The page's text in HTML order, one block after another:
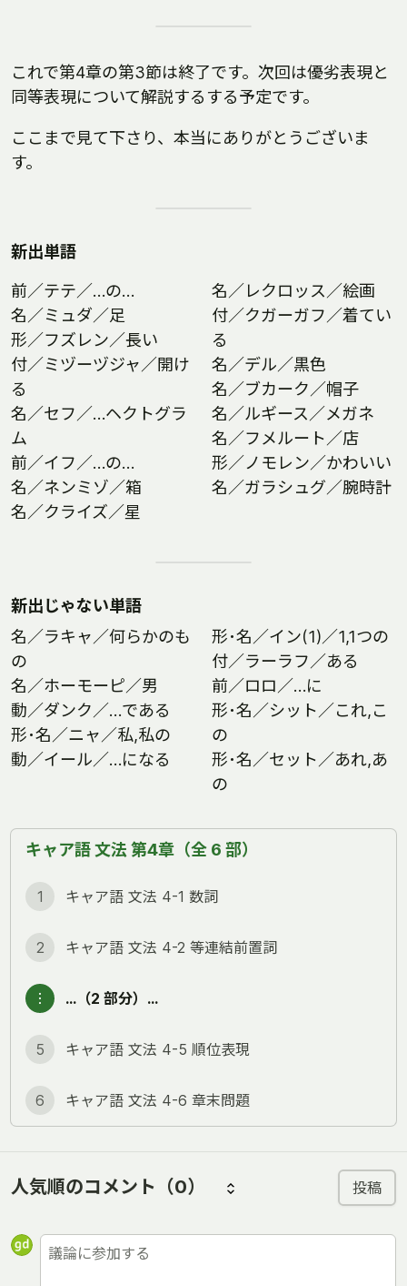
これで第4章の第3節は終了です。次回は優劣表現と
同等表現について解説するする予定です。
ここまで見て下さり、本当にありがとうございま
す。
新出単語
前／テテ／…の…
名／ミュダ／足
形／フズレン／長い
付／ミヅーヅジャ／開け
る
名／セフ／…ヘクトグラ
ム
前／イフ／…の…
名／ネンミゾ／箱
名／クライズ／星
名／レクロッス／絵画
付／クガーガフ／着てい
る
名／デル／黒色
名／ブカーク／帽子
名／ルギース／メガネ
名／フメルート／店
形／ノモレン／かわいい
名／ガラシュグ／腕時計
新出じゃない単語
名／ラキャ／何らかのも
の
名／ホーモーピ／男
動／ダンク／…である
形･名／ニャ／私,私の
動／イール／…になる
形･名／イン(1)／1,1つの
付／ラーラフ／ある
前／ロロ／…に
形･名／シット／これ,こ
の
形･名／セット／あれ,あ
の
キャア語 文法 第4章（全 6 部）
1 キャア語 文法 4-1 数詞
2 キャア語 文法 4-2 等連結前置詞
︙ …（2 部分）…
5 キャア語 文法 4-5 順位表現
6 キャア語 文法 4-6 章末問題
人気順のコメント （0） 投稿